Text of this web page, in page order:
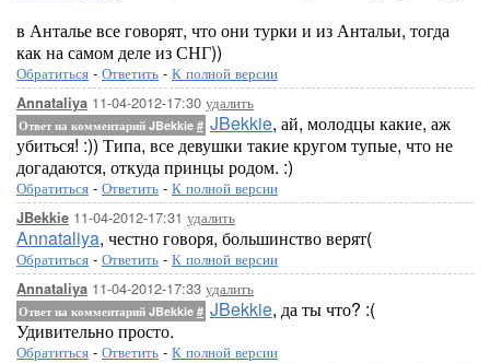
в Анталье все говорят, что они турки и из Антальи, тогда
как на самом деле из СНГ))
Обратиться - Ответить - К полной версии
Annataliya 11-04-2012-17:30 удалить
Ответ на комментарий JBekkie # JBekkie, ай, молодцы какие, аж
убиться! :)) Типа, все девушки такие кругом тупые, что не
догадаются, откуда принцы родом. :)
Обратиться - Ответить - К полной версии
JBekkie 11-04-2012-17:31 удалить
Annataliya, честно говоря, большинство верят(
Обратиться - Ответить - К полной версии
Annataliya 11-04-2012-17:33 удалить
Ответ на комментарий JBekkie # JBekkie, да ты что? :(
Удивительно просто.
Обратиться - Ответить - К полной версии